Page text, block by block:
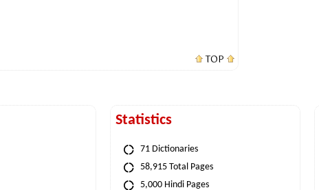
TOP
Statistics
71 Dictionaries
58,915 Total Pages
5,000 Hindi Pages